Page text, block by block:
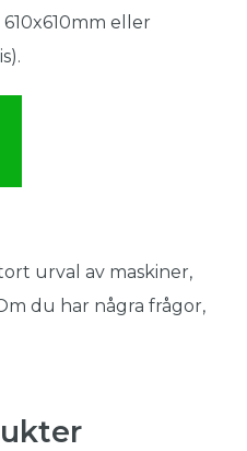
eller
urval av maskiner,
du har några frågor,